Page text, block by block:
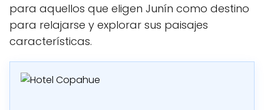
para aquellos que eligen Junín como destino
para relajarse y explorar sus paisajes
características.